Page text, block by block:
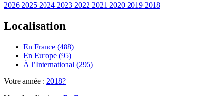
2026 2025 2024 2023 2022 2021 2020 2019 2018
Localisation
En France (488)
En Europe (95)
À l’International (295)
Votre année : 2018?